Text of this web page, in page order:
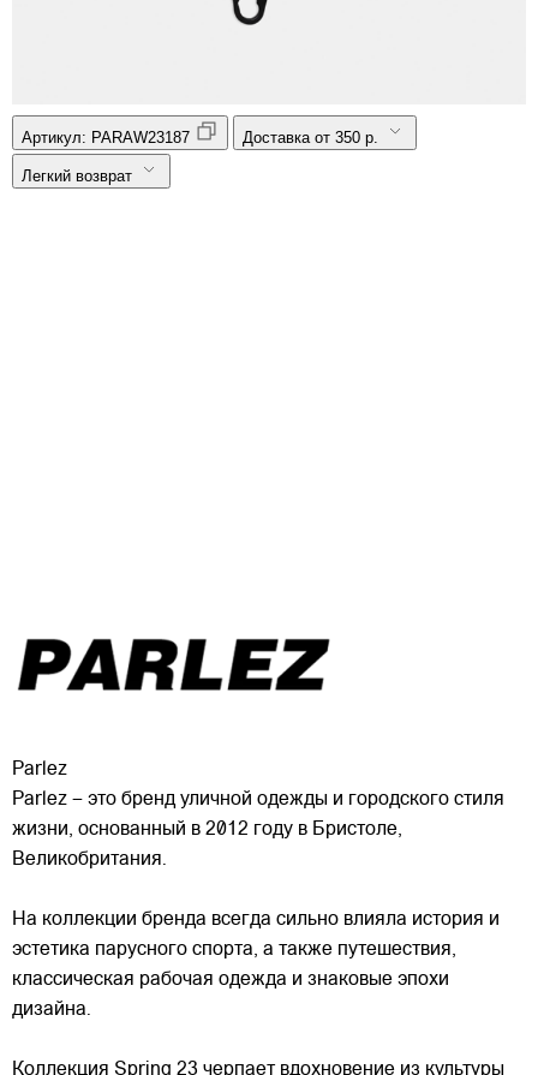
Артикул: PARAW23187 Доставка от 350 р.
Легкий возврат
Parlez
Parlez – это бренд уличной одежды и городского стиля
жизни, основанный в 2012 году в Бристоле,
Великобритания.
На коллекции бренда всегда сильно влияла история и
эстетика парусного спорта, а также путешествия,
классическая рабочая одежда и знаковые эпохи
дизайна.
Коллекция Spring 23 черпает вдохновение из культуры